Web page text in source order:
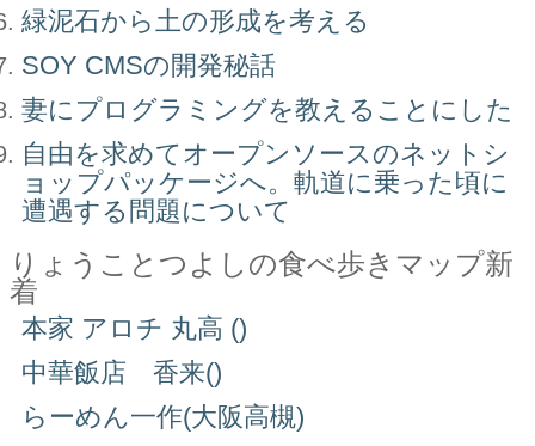
緑泥石から土の形成を考える
SOY CMSの開発秘話
妻にプログラミングを教えることにした
自由を求めてオープンソースのネットシ
ョップパッケージへ。軌道に乗った頃に
遭遇する問題について
りょうことつよしの食べ歩きマップ新
着
本家 アロチ 丸高 ()
中華飯店 香来()
らーめん一作(大阪高槻)